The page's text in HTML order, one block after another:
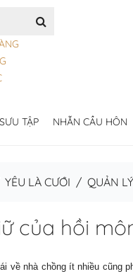
TẬP NHẪN CẦU HÔN
YÊU LÀ CƯỚI / QUẢN
của hồi
về nhà chồng ít nhiều